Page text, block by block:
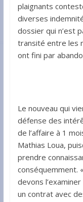
plaignants
diverses
dossier qui n’est
transité entre les
ont fini par
Le nouveau qui
défense des
de l’affaire à 1
Mathias Loua,
prendre
conséquemment.
devons
un contrat avec